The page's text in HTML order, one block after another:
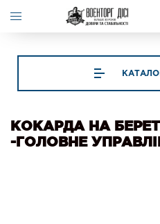
КОКАРДА НА
-ГОЛОВНЕ